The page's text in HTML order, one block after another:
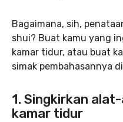
Bagaimana, sih,
shui? Buat kamu yang
kamar tidur, atau buat
simak pembahasannya
1. Singkirkan
kamar tidur